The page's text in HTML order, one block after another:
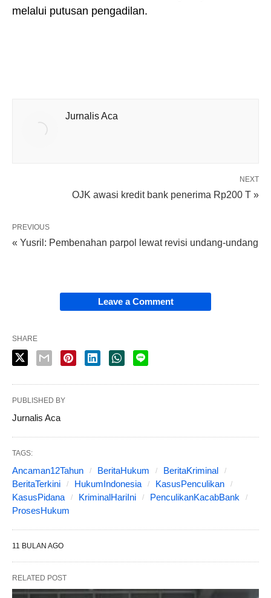
melalui putusan pengadilan.
Jurnalis Aca
NEXT
OJK awasi kredit bank penerima Rp200 T »
PREVIOUS
« Yusril: Pembenahan parpol lewat revisi undang-undang
Leave a Comment
SHARE
PUBLISHED BY
Jurnalis Aca
TAGS:
Ancaman12Tahun BeritaHukum
BeritaKriminal
BeritaTerkini
HukumIndonesia
KasusPenculikan
KasusPidana
KriminalHariIni
PenculikanKacabBank
ProsesHukum
11 BULAN AGO
RELATED POST